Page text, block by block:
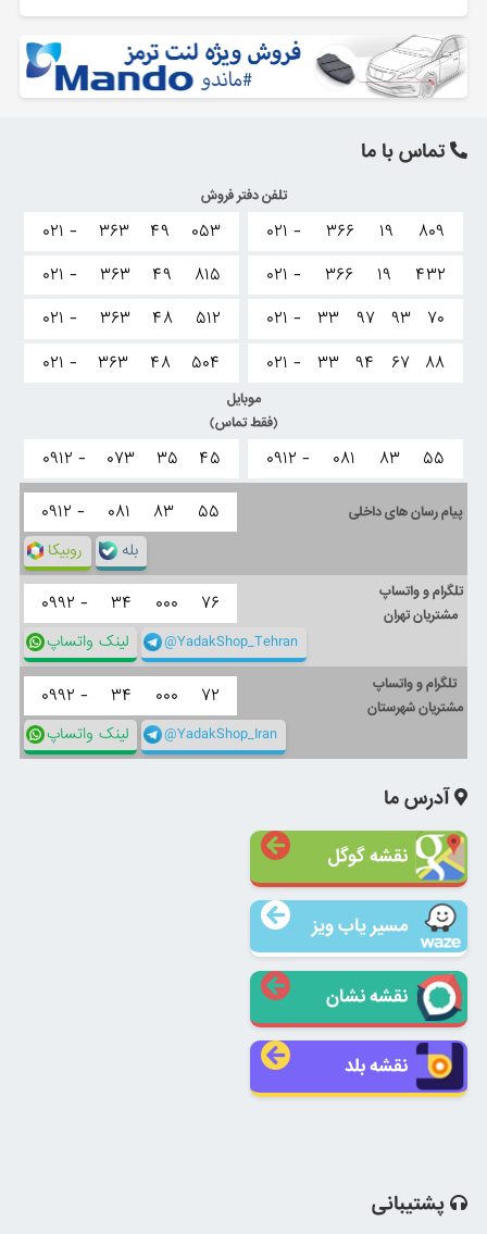
تماس با ما
تلفن دفتر فروش
۰۲۱ - ۳۶۶ ۱۹
۸۰۹
۰۲۱ -
۳۶۶ ۱۹
۴۳۲
۰۲۱ -
۳۳ ۹۷ ۹۳
۷۰
۰۲۱ -
۳۳ ۹۴ ۶۷ ۸۸
۰۲۱ - ۳۶۳ ۴۹
۰۵۳
۰۲۱ -
۳۶۳ ۴۹
۸۱۵
۰۲۱ -
۳۶۳ ۴۸
۵۱۲
۰۲۱ -
۳۶۳ ۴۸ ۵۰۴
موبایل
(فقط تماس)
۰۹۱۲ - ۰۸۱ ۸۳ ۵۵ ۰۹۱۲ - ۰۷۳ ۳۵ ۴۵
پیام رسان های داخلی ۰۹۱۲ - ۰۸۱ ۸۳ ۵۵
روبیکا بله
تلگرام و واتساپ
مشتریان تهران
۰۹۹۲ - ۳۴ ۰۰۰ ۷۶
لینک واتساپ @YadakShop_Tehran
تلگرام و واتساپ
مشتریان شهرستان
۰۹۹۲ - ۳۴ ۰۰۰ ۷۲
لینک واتساپ @YadakShop_Iran
آدرس ما
نقشه گوگل
مسیر یاب ویز
نقشه نشان
نقشه بلد
پشتیبانی